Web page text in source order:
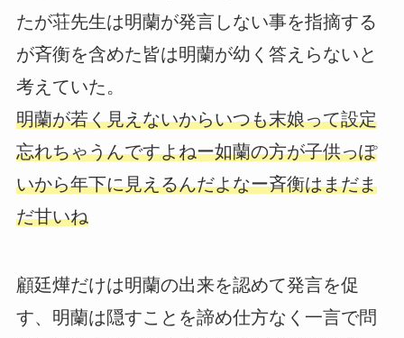
たが荘先生は明蘭が発言しない事を指摘する
が斉衡を含めた皆は明蘭が幼く答えらないと
考えていた。
明蘭が若く見えないからいつも末娘って設定
忘れちゃうんですよねー如蘭の方が子供っぽ
いから年下に見えるんだよなー斉衡はまだま
だ甘いね
顧廷燁だけは明蘭の出来を認めて発言を促
す、明蘭は隠すことを諦め仕方なく一言で問